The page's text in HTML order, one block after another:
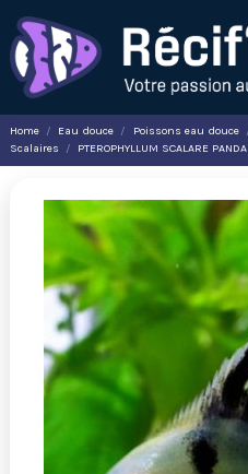
Home Eau douce Poissons eau douce
Scalaires
PTEROPHYLLUM SCALARE PANDA